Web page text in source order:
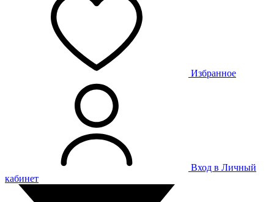
Избранное
Вход в Личный
кабинет